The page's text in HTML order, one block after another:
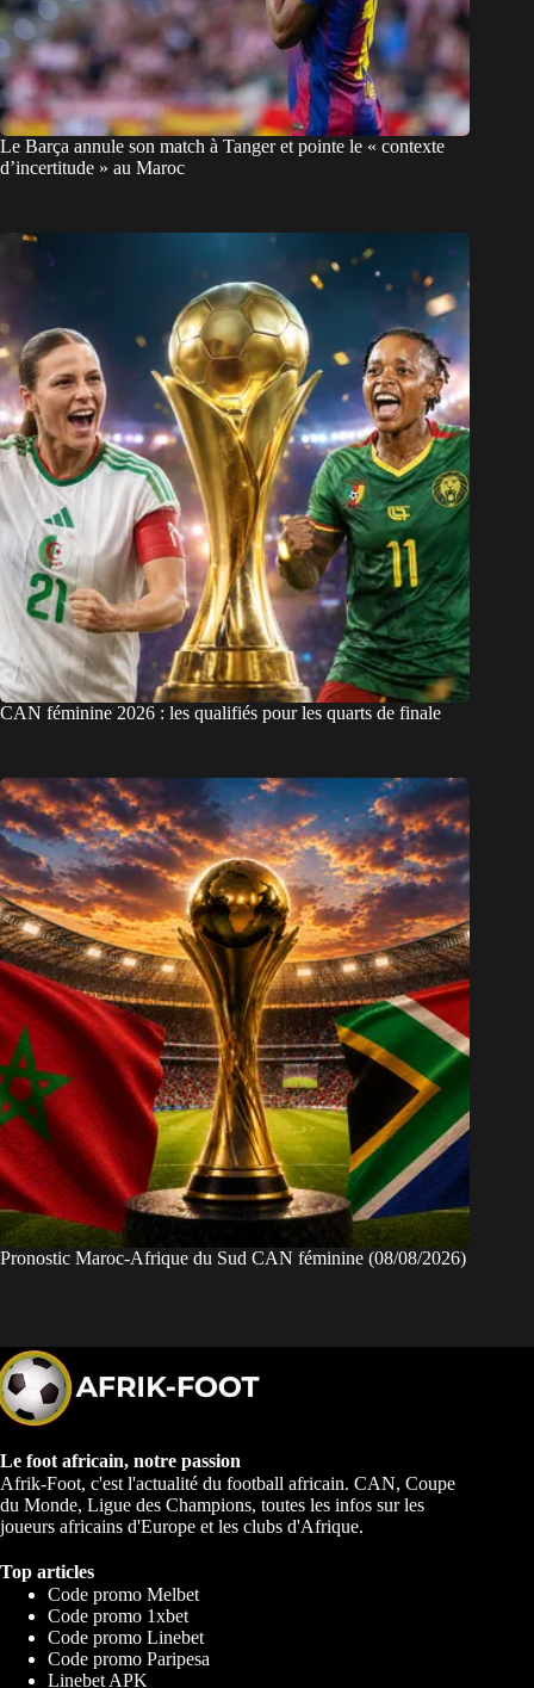
Le Barça annule son match à Tanger et pointe le « contexte
d’incertitude » au Maroc
CAN féminine 2026 : les qualifiés pour les quarts de finale
Pronostic Maroc-Afrique du Sud CAN féminine (08/08/2026)
Le foot africain, notre passion
Afrik-Foot, c'est l'actualité du football africain. CAN, Coupe
du Monde, Ligue des Champions, toutes les infos sur les
joueurs africains d'Europe et les clubs d'Afrique.
Top articles
Code promo Melbet
Code promo 1xbet
Code promo Linebet
Code promo Paripesa
Linebet APK